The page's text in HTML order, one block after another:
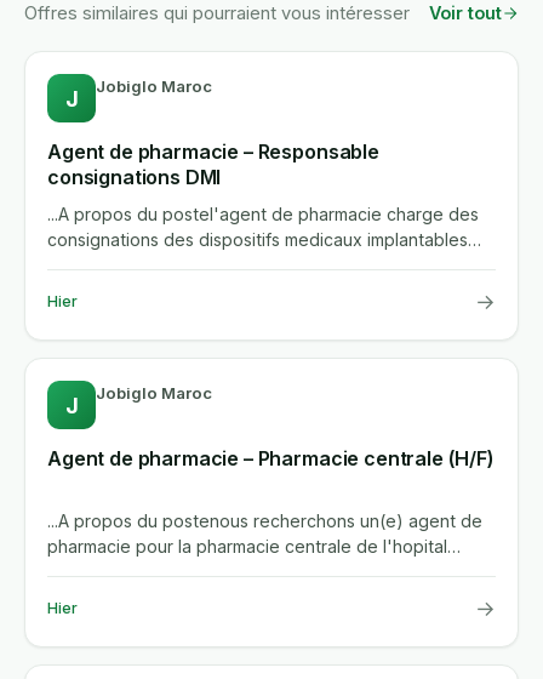
Offres similaires qui pourraient vous intéresser Voir tout
J Jobiglo Maroc
Agent de pharmacie – Responsable
consignations DMI
...A propos du postel'agent de pharmacie charge des
consignations des dispositifs medicaux implantables
(dmi) assure la...
Hier →
J Jobiglo Maroc
Agent de pharmacie – Pharmacie centrale (H/F)
...A propos du postenous recherchons un(e) agent de
pharmacie pour la pharmacie centrale de l'hopital
universitaire...
Hier →